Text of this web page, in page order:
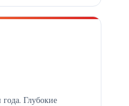
Глубокие